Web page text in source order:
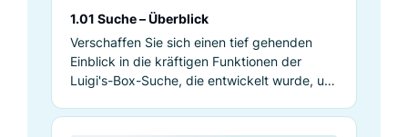
1.01 Suche – Überblick
Verschaffen Sie sich einen tief gehenden
Einblick in die kräftigen Funktionen der
Luigi's-Box-Suche, die entwickelt wurde, um
zu optimieren und die Conversions zu